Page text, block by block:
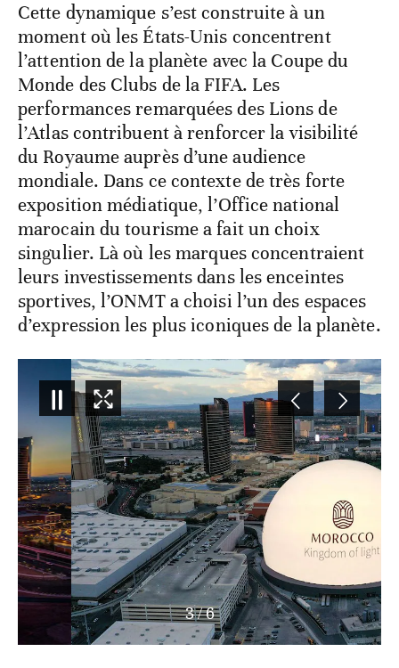
Cette dynamique s’est construite à un
moment où les États-Unis concentrent
l’attention de la planète avec la Coupe du
Monde des Clubs de la FIFA. Les
performances remarquées des Lions de
l’Atlas contribuent à renforcer la visibilité
du Royaume auprès d’une audience
mondiale. Dans ce contexte de très forte
exposition médiatique, l’Office national
marocain du tourisme a fait un choix
singulier. Là où les marques concentraient
leurs investissements dans les enceintes
sportives, l’ONMT a choisi l’un des espaces
d’expression les plus iconiques de la planète.
3/6